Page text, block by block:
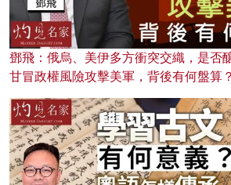
鄧飛：俄烏、美伊多方衝突交織，是否
甘冒政權風險攻擊美軍，背後有何盤算？